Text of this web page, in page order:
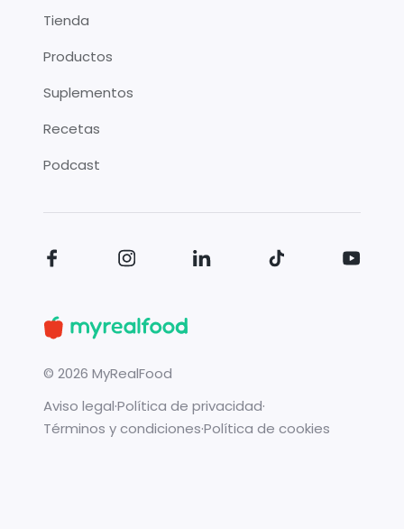
Tienda
Productos
Suplementos
Recetas
Podcast
© 2026 MyRealFood
Aviso legal·Política de privacidad·
Términos y condiciones·Política de cookies